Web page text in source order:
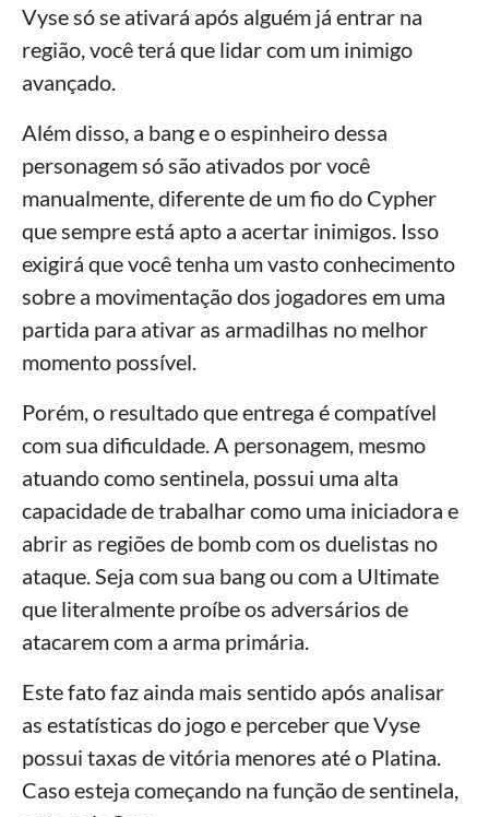
Vyse só se ativará após alguém já entrar na
região, você terá que lidar com um inimigo
avançado.
Além disso, a bang e o espinheiro dessa
personagem só são ativados por você
manualmente, diferente de um fio do Cypher
que sempre está apto a acertar inimigos. Isso
exigirá que você tenha um vasto conhecimento
sobre a movimentação dos jogadores em uma
partida para ativar as armadilhas no melhor
momento possível.
Porém, o resultado que entrega é compatível
com sua dificuldade. A personagem, mesmo
atuando como sentinela, possui uma alta
capacidade de trabalhar como uma iniciadora e
abrir as regiões de bomb com os duelistas no
ataque. Seja com sua bang ou com a Ultimate
que literalmente proíbe os adversários de
atacarem com a arma primária.
Este fato faz ainda mais sentido após analisar
as estatísticas do jogo e perceber que Vyse
possui taxas de vitória menores até o Platina.
Caso esteja começando na função de sentinela,